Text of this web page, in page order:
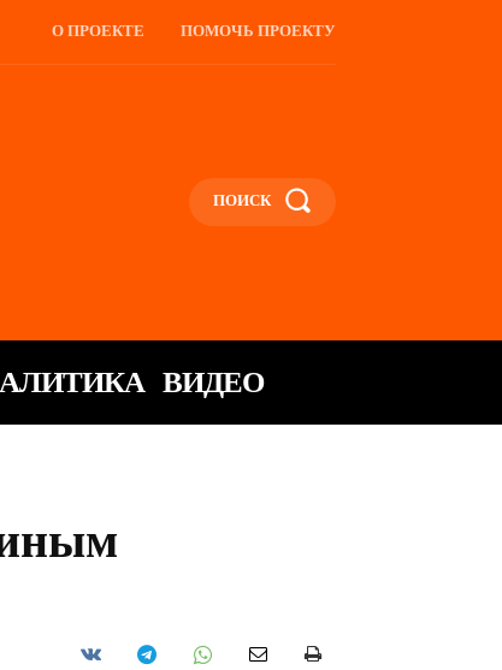
О ПРОЕКТЕ ПОМОЧЬ ПРОЕКТУ
ПОИСК
ВИДЕО